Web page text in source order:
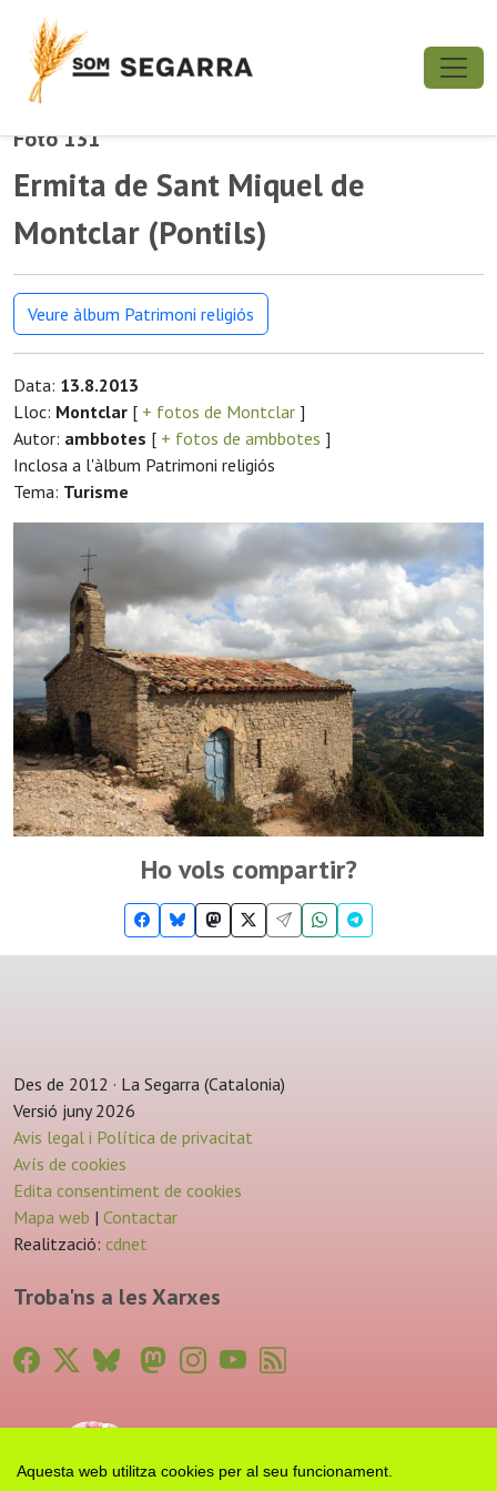
Aquesta web utilitza cookies per al seu funcionament.
Foto 131
Ermita de Sant Miquel de
Montclar (Pontils)
Veure àlbum Patrimoni religiós
Data: 13.8.2013
Lloc: Montclar [ + fotos de Montclar ]
Autor: ambbotes [ + fotos de ambbotes ]
Inclosa a l'àlbum Patrimoni religiós
Tema: Turisme
Ho vols compartir?
Des de 2012 · La Segarra (Catalonia)
Versió juny 2026
Avis legal i Política de privacitat
Avís de cookies
Edita consentiment de cookies
Mapa web | Contactar
Realització: cdnet
Troba'ns a les Xarxes